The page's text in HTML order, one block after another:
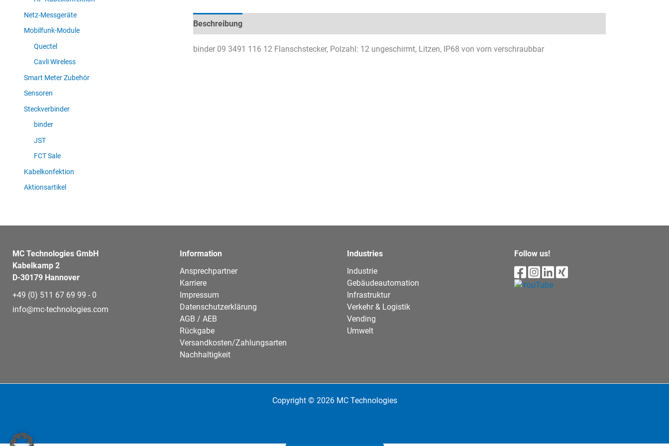
Netz-Messgeräte
Mobilfunk-Module
Quectel
Cavli Wireless
Smart Meter Zubehör
Sensoren
Steckverbinder
binder
JST
FCT Sale
Kabelkonfektion
Aktionsartikel
Beschreibung
binder 09 3491 116 12 Flanschstecker, Polzahl: 12 ungeschirmt, Litzen, IP68 von vorn verschraubbar
MC Technologies GmbH
Kabelkamp 2
D-30179 Hannover
+49 (0) 511 67 69 99 - 0
info@mc-technologies.com
Information
Ansprechpartner
Karriere
Impressum
Datenschutzerklärung
AGB / AEB
Rückgabe
Versandkosten/Zahlungsarten
Nachhaltigkeit
Industries
Industrie
Gebäudeautomation
Infrastruktur
Verkehr & Logistik
Vending
Umwelt
Follow us!
Copyright © 2026 MC Technologies